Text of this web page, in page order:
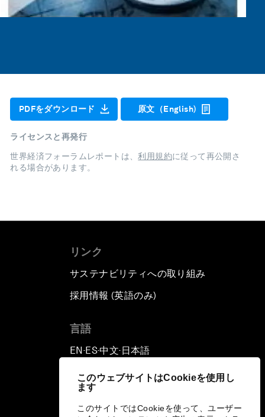
このウェブサイトはCookieを使用し
ます
このサイトではCookieを使って、ユーザー
PDFをダウンロード 原文（English)
ライセンスと再発行
世界経済フォーラムレポートは、利用規約に従って再公開さ
れる場合があります。
リンク
サステナビリティへの取り組み
採用情報 (英語のみ)
言語
EN ▪ES▪中文▪ 日本語